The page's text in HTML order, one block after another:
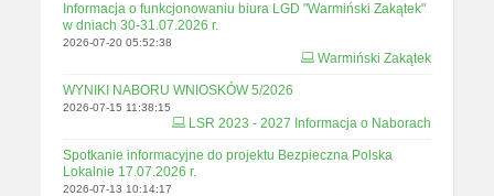
Informacja o funkcjonowaniu biura LGD "Warmiński Zakątek"
w dniach 30-31.07.2026 r.
2026-07-20 05:52:38
Warmiński Zakątek
WYNIKI NABORU WNIOSKÓW 5/2026
2026-07-15 11:38:15
LSR 2023 - 2027 Informacja o Naborach
Spotkanie informacyjne do projektu Bezpieczna Polska
Lokalnie 17.07.2026 r.
2026-07-13 10:14:17